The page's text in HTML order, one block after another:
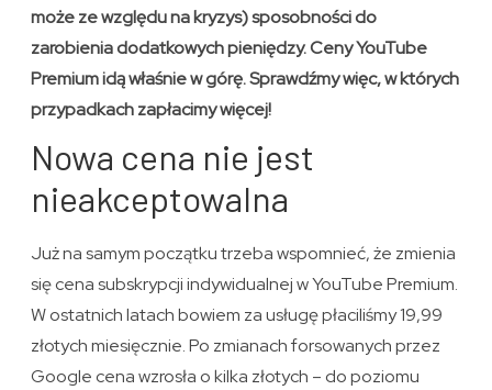
może ze względu na kryzys) sposobności do
zarobienia dodatkowych pieniędzy. Ceny YouTube
Premium idą właśnie w górę. Sprawdźmy więc, w których
przypadkach zapłacimy więcej!
Nowa cena nie jest
nieakceptowalna
Już na samym początku trzeba wspomnieć, że zmienia
się cena subskrypcji indywidualnej w YouTube Premium.
W ostatnich latach bowiem za usługę płaciliśmy 19,99
złotych miesięcznie. Po zmianach forsowanych przez
Google cena wzrosła o kilka złotych – do poziomu